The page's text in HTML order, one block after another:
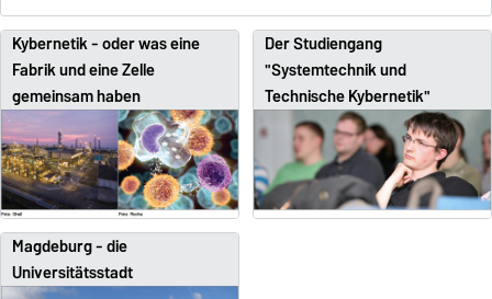
Kybernetik - oder was eine
Fabrik und eine Zelle
gemeinsam haben
Der Studiengang
"Systemtechnik und
Technische Kybernetik"
Magdeburg - die
Universitätsstadt